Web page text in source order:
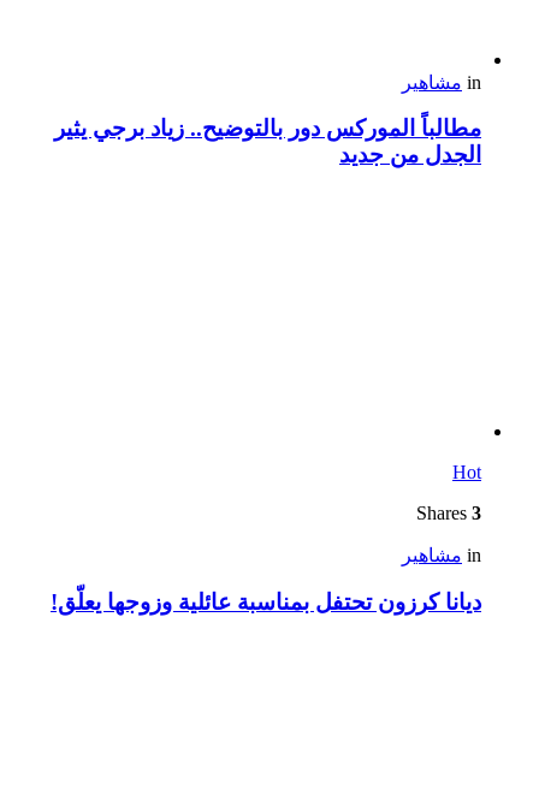
in مشاهير
مطالباً الموركس دور بالتوضيح.. زياد برجي يثير
الجدل من جديد
Hot
3
in مشاهير
ديانا كرزون تحتفل بمناسبة عائلية وزوجها يعلّق!